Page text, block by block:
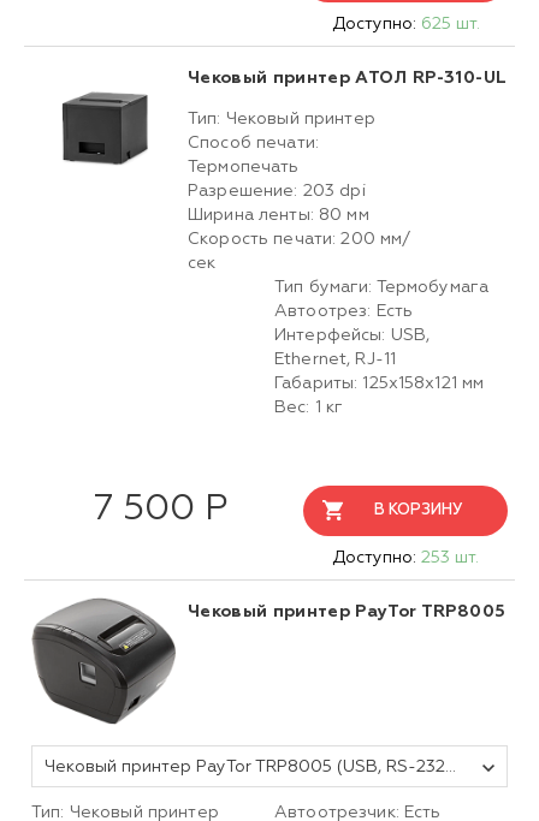
Доступно: 625 шт.
Чековый принтер АТОЛ RP-310-UL
Тип: Чековый принтер
Способ печати:
Термопечать
Разрешение: 203 dpi
Ширина ленты: 80 мм
Скорость печати: 200 мм/
сек
Тип бумаги: Термобумага
Автоотрез: Есть
Интерфейсы: USB,
Ethernet, RJ-11
Габариты: 125х158х121 мм
Вес: 1 кг
7 500 Р В КОРЗИНУ
Доступно: 253 шт.
Чековый принтер PayTor TRP8005
Чековый принтер PayTor TRP8005 (USB, RS-232, LAN, без звонка)
Тип: Чековый принтер Автоотрезчик: Есть